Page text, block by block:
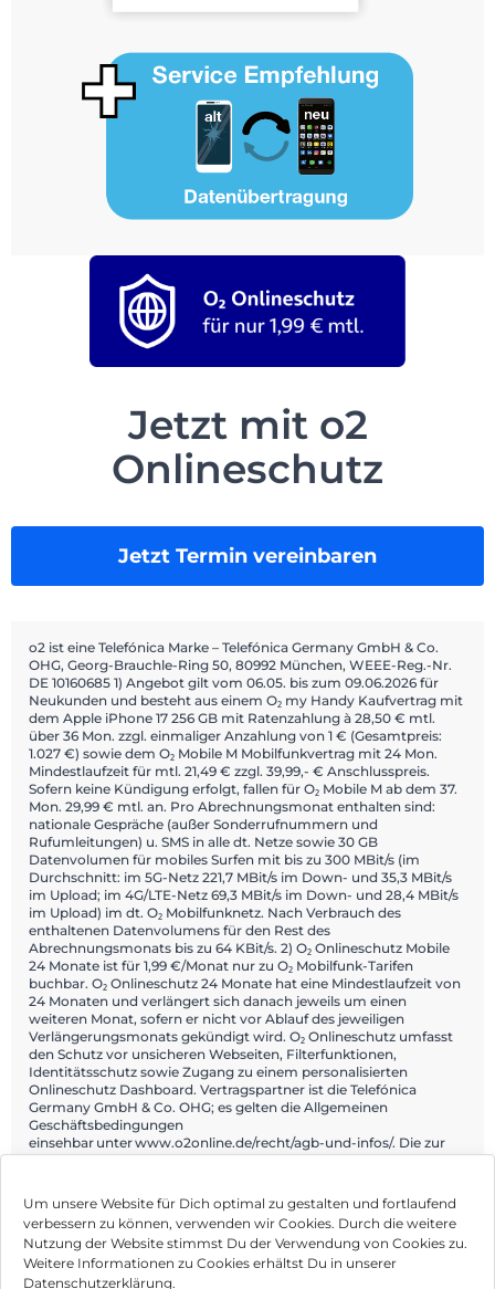
Um unsere Website für Dich optimal zu gestalten und fortlaufend
verbessern zu können, verwenden wir Cookies. Durch die weitere
Nutzung der Website stimmst Du der Verwendung von Cookies zu.
Weitere Informationen zu Cookies erhältst Du in unserer
Datenschutzerklärung.
Jetzt mit o2
Onlineschutz
Jetzt Termin vereinbaren
o2 ist eine Telefónica Marke – Telefónica Germany GmbH & Co.
OHG, Georg-Brauchle-Ring 50, 80992 München, WEEE-Reg.-Nr.
DE 10160685 1) Angebot gilt vom 06.05. bis zum 09.06.2026 für
Neukunden und besteht aus einem O₂ my Handy Kaufvertrag mit
dem Apple iPhone 17 256 GB mit Ratenzahlung à 28,50 € mtl.
über 36 Mon. zzgl. einmaliger Anzahlung von 1 € (Gesamtpreis:
1.027 €) sowie dem O₂ Mobile M Mobilfunkvertrag mit 24 Mon.
Mindestlaufzeit für mtl. 21,49 € zzgl. 39,99,- € Anschlusspreis.
Sofern keine Kündigung erfolgt, fallen für O₂ Mobile M ab dem 37.
Mon. 29,99 € mtl. an. Pro Abrechnungsmonat enthalten sind:
nationale Gespräche (außer Sonderrufnummern und
Rufumleitungen) u. SMS in alle dt. Netze sowie 30 GB
Datenvolumen für mobiles Surfen mit bis zu 300 MBit/s (im
Durchschnitt: im 5G-Netz 221,7 MBit/s im Down- und 35,3 MBit/s
im Upload; im 4G/LTE-Netz 69,3 MBit/s im Down- und 28,4 MBit/s
im Upload) im dt. O₂ Mobilfunknetz. Nach Verbrauch des
enthaltenen Datenvolumens für den Rest des
Abrechnungsmonats bis zu 64 KBit/s. 2) O₂ Onlineschutz Mobile
24 Monate ist für 1,99 €/Monat nur zu O₂ Mobilfunk-Tarifen
buchbar. O₂ Onlineschutz 24 Monate hat eine Mindestlaufzeit von
24 Monaten und verlängert sich danach jeweils um einen
weiteren Monat, sofern er nicht vor Ablauf des jeweiligen
Verlängerungsmonats gekündigt wird. O₂ Onlineschutz umfasst
den Schutz vor unsicheren Webseiten, Filterfunktionen,
Identitätsschutz sowie Zugang zu einem personalisierten
Onlineschutz Dashboard. Vertragspartner ist die Telefónica
Germany GmbH & Co. OHG; es gelten die Allgemeinen
Geschäftsbedingungen
einsehbar unter www.o2online.de/recht/agb-und-infos/. Die zur
Nutzung erforderliche Datenverbindung ist nicht Gegenstand von
Impressum